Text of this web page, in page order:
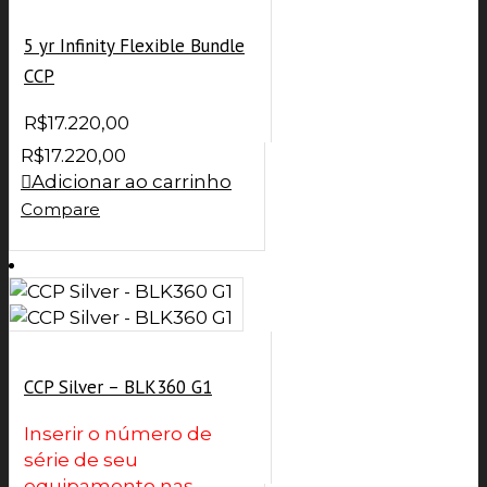
5 yr Infinity Flexible Bundle
CCP
R$17.220,00
R$17.220,00
Adicionar ao carrinho
Compare
CCP Silver – BLK360 G1
Inserir o número de
série de seu